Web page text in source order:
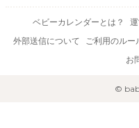
ベビーカレンダーとは？
外部送信について
ご利用のルー
お
©